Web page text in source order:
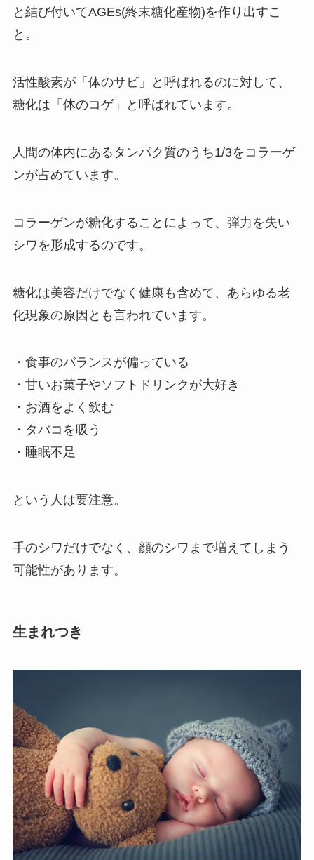
と結び付いてAGEs(終末糖化産物)を作り出すこ
と。
活性酸素が「体のサビ」と呼ばれるのに対して、
糖化は「体のコゲ」と呼ばれています。
人間の体内にあるタンパク質のうち1/3をコラーゲ
ンが占めています。
コラーゲンが糖化することによって、弾力を失い
シワを形成するのです。
糖化は美容だけでなく健康も含めて、あらゆる老
化現象の原因とも言われています。
・食事のバランスが偏っている
・甘いお菓子やソフトドリンクが大好き
・お酒をよく飲む
・タバコを吸う
・睡眠不足
という人は要注意。
手のシワだけでなく、顔のシワまで増えてしまう
可能性があります。
生まれつき